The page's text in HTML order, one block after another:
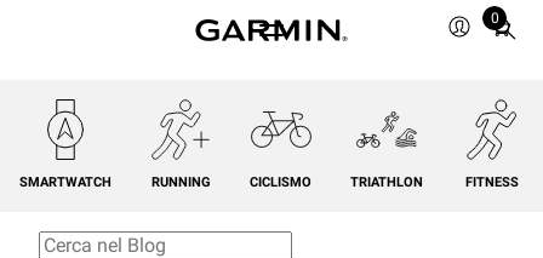
0
Total
cart:
0
SMARTWATCH RUNNING CICLISMO TRIATHLON FITNESS